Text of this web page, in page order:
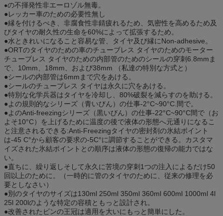
●の不揮発性非エーロゾル無毒。
●レッカー車のための必要性無し
●縁を付けるべき、非腐食性非錆疲れるため、気密性を高めるため及
びタイヤの耐久性の生命を60%によって拡張するため。
●水ときれいになること容易な管、タイヤ及び縁にNon-adhesive。
●ORTのタイヤのための車のチューブレス タイヤのためのモーター
チューブレス タイヤのための内部管のためのシールの穿刺6.8mmま
で、10mm、18mm、および38mm （私達の特別な方式と）
●シールの内部管は6mmまで穴をあける。
●シールのチューブレス タイヤは永久に穴をあける。
●特別な化学兵器はタイヤを冷却し、80%破裂を減らすのを助ける。
●よの規則的なシリーズ（青いびん）の仕事-2°C~90°C.間で。
●よのAnti-freezingシリーズ（黒いびん）の仕事-22°C~90°C間で（お
よそ10°C）を上げるために温度の後で液体の形態へ元通りになるこ
と注意されるできる:Anti-Freezingタイヤの密封剤の氷結ポイント
は-45 C°から顧客の要求の-5C°に調節することができる。カスタマ
イズされた氷結ポイントとの順序は液体の形態の復帰の能力ではな
い。
●直ちに、繰り返しそして永久に苦境の穿刺1つの注入によるだけ50
回以上のために。（一時的に管のタイヤのために、従来の修理を必
要としなさい）
●別のタイヤのサイズは130ml 250ml 350ml 360ml 600ml 1000ml 4l
25l 200lのような特定の容積ともっと設計され。
●改善されたビンの王冠は適用を大いにもっと簡単にした。